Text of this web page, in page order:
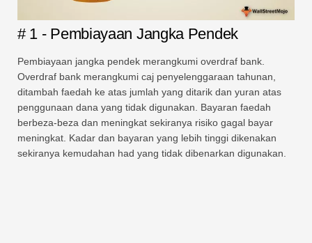
# 1 - Pembiayaan Jangka Pendek
Pembiayaan jangka pendek merangkumi overdraf bank.
Overdraf bank merangkumi caj penyelenggaraan tahunan,
ditambah faedah ke atas jumlah yang ditarik dan yuran atas
penggunaan dana yang tidak digunakan. Bayaran faedah
berbeza-beza dan meningkat sekiranya risiko gagal bayar
meningkat. Kadar dan bayaran yang lebih tinggi dikenakan
sekiranya kemudahan had yang tidak dibenarkan digunakan.